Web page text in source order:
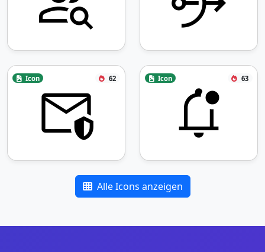
Icon 62 Icon 63
Alle Icons anzeigen